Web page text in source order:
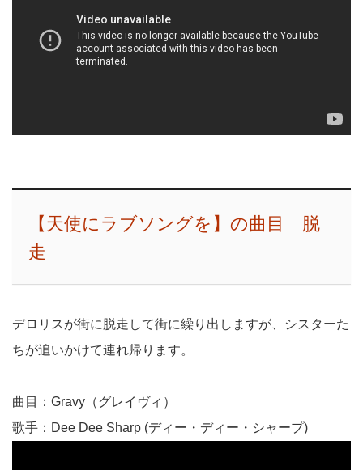
【天使にラブソングを】の曲目 脱
走
デロリスが街に脱走して街に繰り出しますが、シスターた
ちが追いかけて連れ帰ります。
曲目：Gravy（グレイヴィ）
歌手：Dee Dee Sharp (ディー・ディー・シャープ)